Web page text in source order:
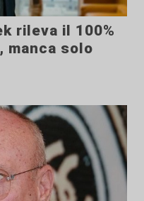
rileva il 100%
manca solo